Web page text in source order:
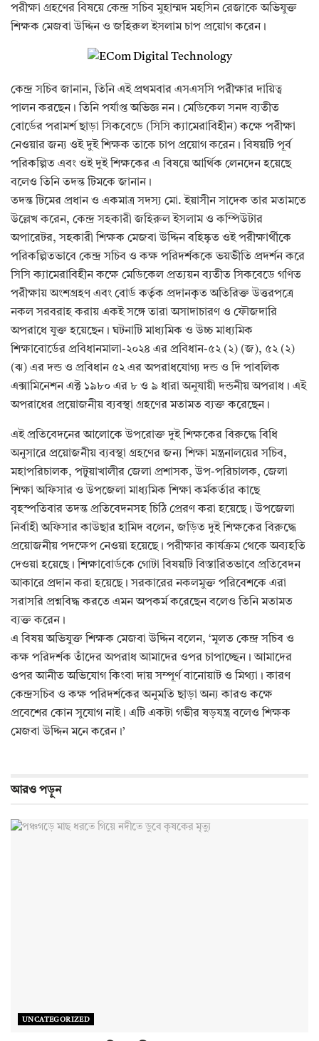
পরীক্ষা গ্রহণের বিষয়ে কেন্দ্র সচিব মুহাম্মদ মহসিন রেজাকে অভিযুক্ত
শিক্ষক মেজবা উদ্দিন ও জহিরুল ইসলাম চাপ প্রয়োগ করেন।
কেন্দ্র সচিব জানান, তিনি এই প্রথমবার এসএসসি পরীক্ষার দায়িত্ব
পালন করছেন। তিনি পর্যাপ্ত অভিজ্ঞ নন। মেডিকেল সনদ ব্যতীত
বোর্ডের পরামর্শ ছাড়া সিকবেডে (সিসি ক্যামেরাবিহীন) কক্ষে পরীক্ষা
নেওয়ার জন্য ওই দুই শিক্ষক তাকে চাপ প্রয়োগ করেন। বিষয়টি পূর্ব
পরিকল্পিত এবং ওই দুই শিক্ষকের এ বিষয়ে আর্থিক লেনদেন হয়েছে
বলেও তিনি তদন্ত টিমকে জানান।
তদন্ত টিমের প্রধান ও একমাত্র সদস্য মো. ইয়াসীন সাদেক তার মতামতে
উল্লেখ করেন, কেন্দ্র সহকারী জহিরুল ইসলাম ও কম্পিউটার
অপারেটর, সহকারী শিক্ষক মেজবা উদ্দিন বহিষ্কৃত ওই পরীক্ষার্থীকে
পরিকল্পিতভাবে কেন্দ্র সচিব ও কক্ষ পরিদর্শককে ভয়ভীতি প্রদর্শন করে
সিসি ক্যামেরাবিহীন কক্ষে মেডিকেল প্রত্যয়ন ব্যতীত সিকবেডে গণিত
পরীক্ষায় অংশগ্রহণ এবং বোর্ড কর্তৃক প্রদানকৃত অতিরিক্ত উত্তরপত্রে
নকল সরবরাহ করায় একই সঙ্গে তারা অসাদাচারণ ও ফৌজদারি
অপরাধে যুক্ত হয়েছেন। ঘটনাটি মাধ্যমিক ও উচ্চ মাধ্যমিক
শিক্ষাবোর্ডের প্রবিধানমালা-২০২৪ এর প্রবিধান-৫২ (২) (জ), ৫২ (২)
(ঝ) এর দন্ড ও প্রবিধান ৫২ এর অপরাধযোগ্য দন্ড ও দি পাবলিক
এক্সামিনেশন এক্ট ১৯৮০ এর ৮ ও ৯ ধারা অনুযায়ী দন্ডনীয় অপরাধ। এই
অপরাধের প্রয়োজনীয় ব্যবস্থা গ্রহণের মতামত ব্যক্ত করেছেন।
এই প্রতিবেদনের আলোকে উপরোক্ত দুই শিক্ষকের বিরুদ্ধে বিধি
অনুসারে প্রয়োজনীয় ব্যবস্থা গ্রহণের জন্য শিক্ষা মন্ত্রনালয়ের সচিব,
মহাপরিচালক, পটুয়াখালীর জেলা প্রশাসক, উপ-পরিচালক, জেলা
শিক্ষা অফিসার ও উপজেলা মাধ্যমিক শিক্ষা কর্মকর্তার কাছে
বৃহস্পতিবার তদন্ত প্রতিবেদনসহ চিঠি প্রেরণ করা হয়েছে। উপজেলা
নির্বাহী অফিসার কাউছার হামিদ বলেন, জড়িত দুই শিক্ষকের বিরুদ্ধে
প্রয়োজনীয় পদক্ষেপ নেওয়া হয়েছে। পরীক্ষার কার্যক্রম থেকে অব্যহতি
দেওয়া হয়েছে। শিক্ষাবোর্ডকে গোটা বিষয়টি বিস্তারিতভাবে প্রতিবেদন
আকারে প্রদান করা হয়েছে। সরকারের নকলমুক্ত পরিবেশকে এরা
সরাসরি প্রশ্নবিদ্ধ করতে এমন অপকর্ম করেছেন বলেও তিনি মতামত
ব্যক্ত করেন।
এ বিষয় অভিযুক্ত শিক্ষক মেজবা উদ্দিন বলেন, ‘মূলত কেন্দ্র সচিব ও
কক্ষ পরিদর্শক তাঁদের অপরাধ আমাদের ওপর চাপাচ্ছেন। আমাদের
ওপর আনীত অভিযোগ কিংবা দায় সম্পূর্ণ বানোয়াট ও মিথ্যা। কারণ
কেন্দ্রসচিব ও কক্ষ পরিদর্শকের অনুমতি ছাড়া অন্য কারও কক্ষে
প্রবেশের কোন সুযোগ নাই। এটি একটা গভীর ষড়যন্ত্র বলেও শিক্ষক
মেজবা উদ্দিন মনে করেন।’
আরও পড়ুন
UNCATEGORIZED